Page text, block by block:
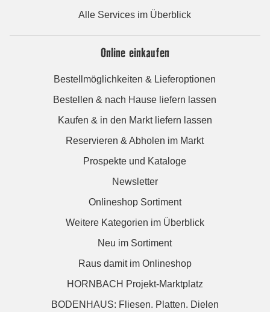
Alle Services im Überblick
Online einkaufen
Bestellmöglichkeiten & Lieferoptionen
Bestellen & nach Hause liefern lassen
Kaufen & in den Markt liefern lassen
Reservieren & Abholen im Markt
Prospekte und Kataloge
Newsletter
Onlineshop Sortiment
Weitere Kategorien im Überblick
Neu im Sortiment
Raus damit im Onlineshop
HORNBACH Projekt-Marktplatz
BODENHAUS: Fliesen. Platten. Dielen